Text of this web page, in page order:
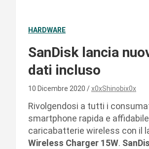
HARDWARE
SanDisk lancia
dati incluso
10 Dicembre 2020 x0xShinobix0x
Rivolgendosi a tutti i
smartphone rapida e
caricabatterie wireless con il
Wireless Charger 15W.